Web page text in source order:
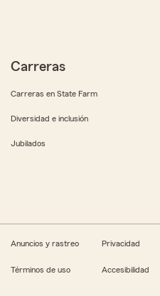
Carreras
Carreras en State Farm
Diversidad e inclusión
Jubilados
Anuncios y rastreo Privacidad
Términos de uso Accesibilidad